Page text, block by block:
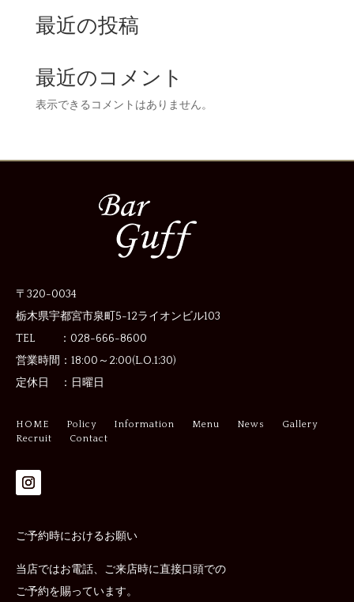
最近の投稿
最近のコメント
表示できるコメントはありません。
〒320-0034
栃木県宇都宮市泉町5-12ライオンビル103
TEL ：028-666-8600
営業時間： 18:00～2:00(L.O.1:30)
定休日 ： 日曜日
HOME Policy Information Menu News
Gallery
Recruit
Contact
ご予約時におけるお願い
当店ではお電話、ご来店時に直接口頭での
ご予約を賜っています。